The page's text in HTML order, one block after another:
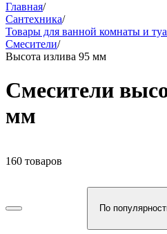
Главная/
Сантехника/
Товары для ванной комнаты и
Смесители/
Высота излива 95 мм
Смесители
мм
160 товаров
По